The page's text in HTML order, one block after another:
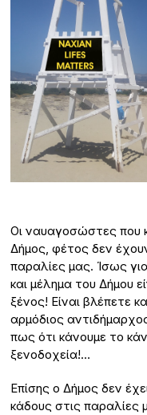
Οι ναυαγοσώστες που
Δήμος, φέτος δεν
παραλίες μας. Ίσως
και μέλημα του Δήμου
ξένος! Είναι βλέπετε
αρμόδιος
πως ότι κάνουμε το
ξενοδοχεία!…
Επίσης ο Δήμος δεν
κάδους στις παραλίες